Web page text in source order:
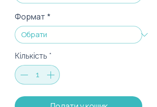
Формат *
Кількість *